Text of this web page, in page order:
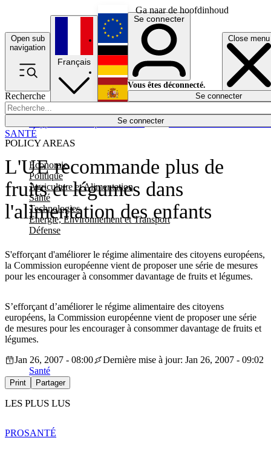
Ga naar de hoofdinhoud
Open sub
navigation
Close menu
Recherche
Se connecter
POLICY AREAS
Economie
Politique
Agriculture et Alimentation
Santé
Technologies
Energie, Environnement et Transport
Défense
Économie
Français
English
Deutsch
Español
Se connecter
Vous êtes déconnecté.
Se connecter
L'UE recommande plus de
fruits et légumes dans
l'alimentation des enfants
S'efforçant d'améliorer le régime alimentaire des citoyens européens,
la Commission européenne vient de proposer une série de mesures
pour les encourager à consommer davantage de fruits et légumes.
SANTÉ
S’efforçant d’améliorer le régime alimentaire des citoyens
européens, la Commission européenne vient de proposer une série
de mesures pour les encourager à consommer davantage de fruits et
légumes.
Jan 26, 2007 - 08:00
Dernière mise à jour: Jan 26, 2007 - 09:02
Santé
Print Partager
LES PLUS LUS
PROSANTÉ